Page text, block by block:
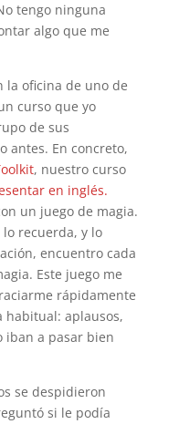
tengo ninguna
algo que me
la oficina de uno de
curso que yo
de sus
antes. En concreto,
, nuestro curso
en inglés.
un juego de magia.
recuerda, y lo
encuentro cada
Este juego me
rápidamente
habitual: aplausos,
iban a pasar bien
se despidieron
si le podía